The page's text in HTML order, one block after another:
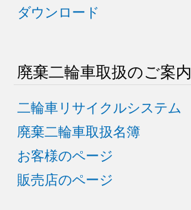
ダウンロード
廃棄二輪車取扱のご案内
二輪車リサイクルシステム
廃棄二輪車取扱名簿
お客様のページ
販売店のページ